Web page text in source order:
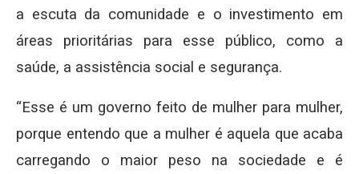
a escuta da comunidade e o investimento em
áreas prioritárias para esse público, como a
saúde, a assistência social e segurança.
“Esse é um governo feito de mulher para mulher,
porque entendo que a mulher é aquela que acaba
carregando o maior peso na sociedade e é